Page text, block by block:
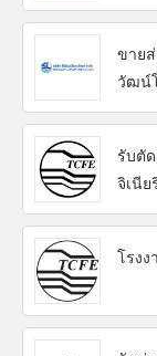
ขาย
วัฒน์
รับตั
จิเนีย
โรง